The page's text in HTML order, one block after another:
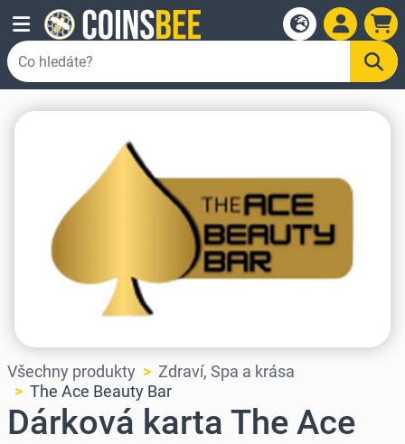
Všechny produkty
Zdraví, Spa a krása
The Ace Beauty Bar
Dárková karta The Ace